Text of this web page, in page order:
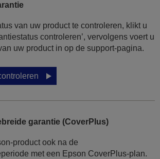
van uw product te controleren, klikt u
controleren’, vervolgens voert u
uw product in op de support-pagina.
garantie (CoverPlus)
product ook na de
met een Epson CoverPlus-plan.